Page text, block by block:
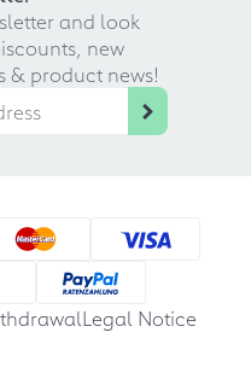
and look
new
product news!
Legal Notice